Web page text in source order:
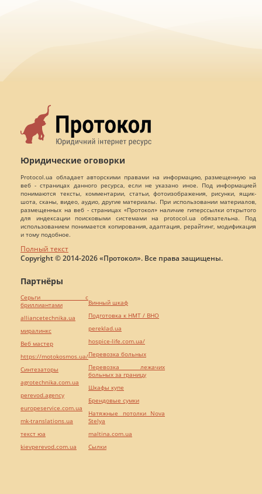
Юридические оговорки
Protocol.ua обладает авторскими правами на информацию, размещенную на
веб - страницах данного ресурса, если не указано иное. Под информацией
понимаются тексты, комментарии, статьи, фотоизображения, рисунки, ящик-
шота, сканы, видео, аудио, другие материалы. При использовании материалов,
размещенных на веб - страницах «Протокол» наличие гиперссылки открытого
для индексации поисковыми системами на protocol.ua обязательна. Под
использованием понимается копирования, адаптация, рерайтинг, модификация
и тому подобное.
Полный текст
Copyright © 2014-2026 «Протокол». Все права защищены.
Партнёры
Серьги с
бриллиантами
alliancetechnika.ua
миралинкс
Веб мастер
https://motokosmos.ua/
Синтезаторы
agrotechnika.com.ua
perevod.agency
europeservice.com.ua
mk-translations.ua
текст юа
kievperevod.com.ua
Винный шкаф
Подготовка к НМТ / ВНО
pereklad.ua
hospice-life.com.ua/
Перевозка больных
Перевозка лежачих
больных за границу
Шкафы купе
Брендовые сумки
Натяжные потолки Nova
Stelya
maltina.com.ua
Cылки